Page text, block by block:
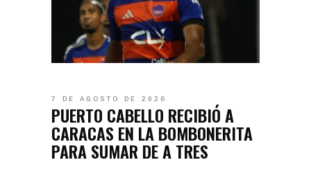
7 DE AGOSTO DE 2026
PUERTO CABELLO RECIBIÓ A
CARACAS EN LA BOMBONERITA
PARA SUMAR DE A TRES